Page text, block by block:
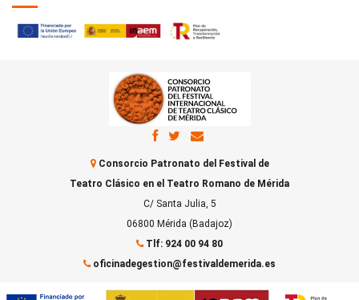
Consorcio Patronato del Festival de
Teatro Clásico en el Teatro Romano de Mérida
C/ Santa Julia, 5
06800 Mérida (Badajoz)
Tlf: 924 00 94 80
oficinadegestion@festivaldemerida.es